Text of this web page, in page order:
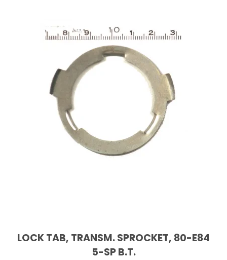
LOCK TAB, TRANSM. SPROCKET, 80-E84
5-SP B.T.